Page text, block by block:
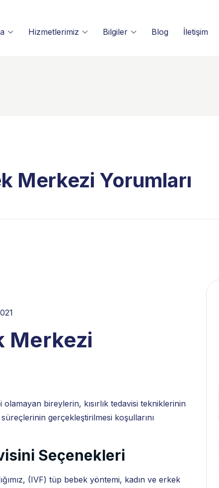
Hizmetlerimiz Bilgiler Blog İletişim
Merkezi Yorumları
Merkezi
bireylerin, kısırlık tedavisi tekniklerinin
gerçekleştirilmesi koşullarını
Seçenekleri
(IVF) tüp bebek yöntemi, kadın ve erkek